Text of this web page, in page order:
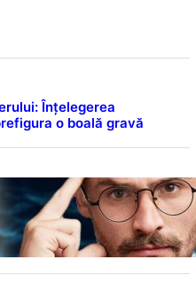
Înțelegerea
o boală gravă
de note: Semnele unui IQ
de școală